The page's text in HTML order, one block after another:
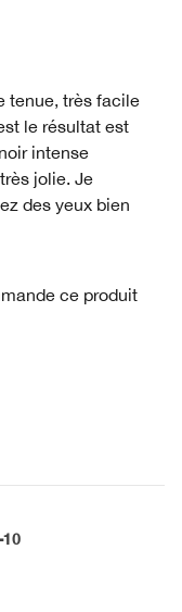
tenue, très facile
le résultat est
intense
jolie. Je
des yeux bien
ce produit